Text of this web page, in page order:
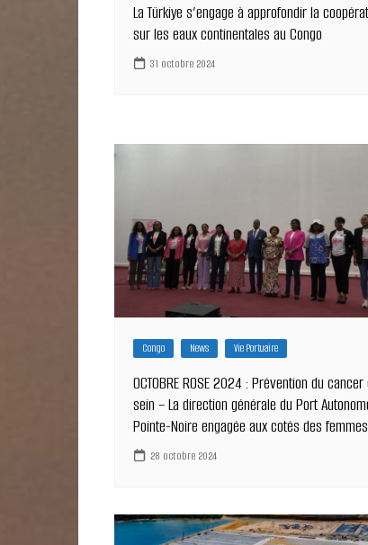
La Türkiye s’engage à approfondir la
sur les eaux continentales au Congo
31 octobre 2024
Congo News Vie Portuaire
OCTOBRE ROSE 2024 : Prévention du cancer
sein – La direction générale du Port
Pointe-Noire engagée aux cotés des femmes
28 octobre 2024